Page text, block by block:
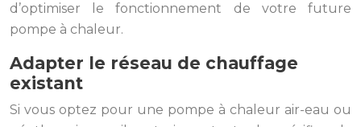
d’optimiser le fonctionnement de votre future
pompe à chaleur.
Adapter le réseau de chauffage
existant
Si vous optez pour une pompe à chaleur air-eau ou